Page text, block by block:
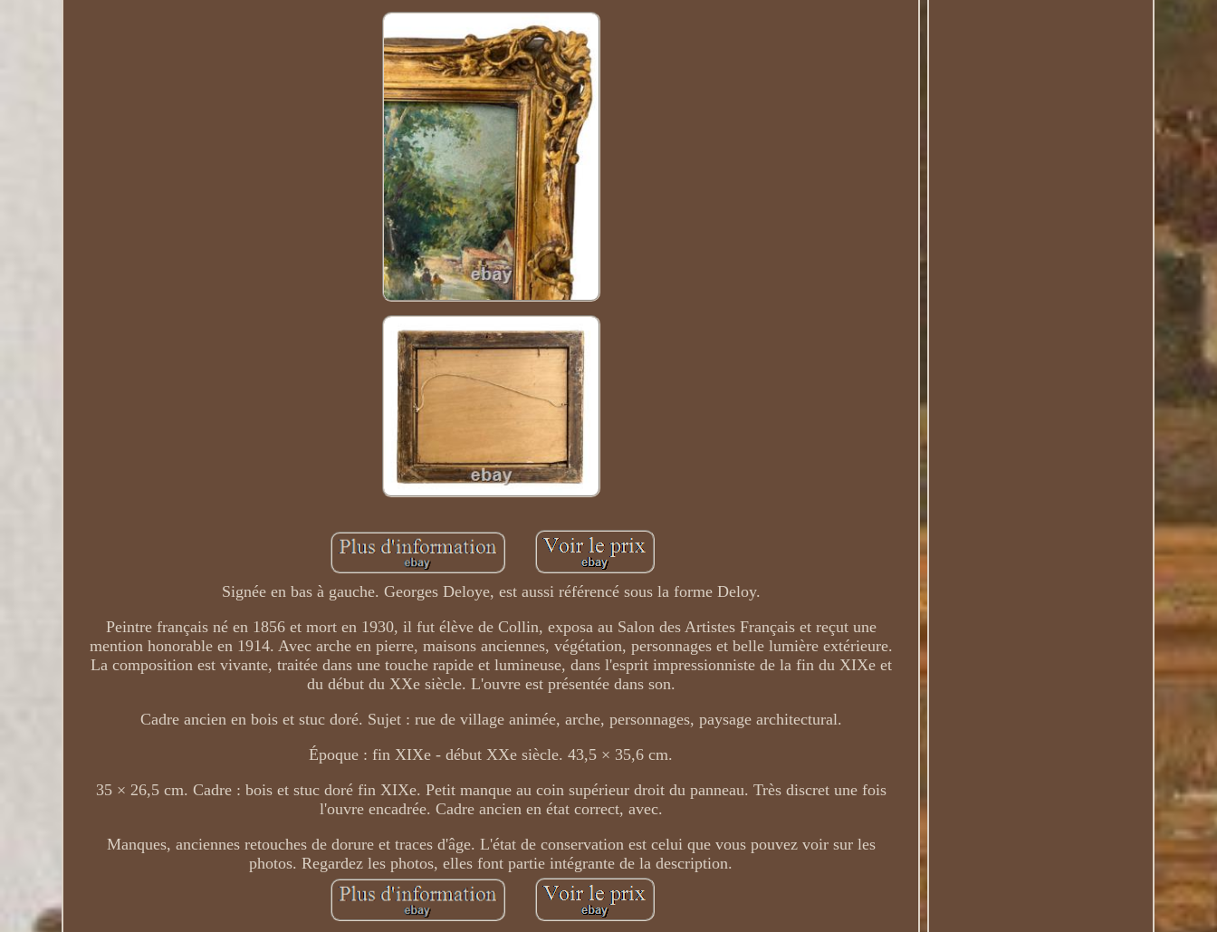
Signée en bas à gauche. Georges Deloye, est aussi référencé sous la forme Deloy.
Peintre français né en 1856 et mort en 1930, il fut élève de Collin, exposa au Salon des Artistes Français et reçut une
mention honorable en 1914. Avec arche en pierre, maisons anciennes, végétation, personnages et belle lumière extérieure.
La composition est vivante, traitée dans une touche rapide et lumineuse, dans l'esprit impressionniste de la fin du XIXe et
du début du XXe siècle. L'ouvre est présentée dans son.
Cadre ancien en bois et stuc doré. Sujet : rue de village animée, arche, personnages, paysage architectural.
Époque : fin XIXe - début XXe siècle. 43,5 × 35,6 cm.
35 × 26,5 cm. Cadre : bois et stuc doré fin XIXe. Petit manque au coin supérieur droit du panneau. Très discret une fois
l'ouvre encadrée. Cadre ancien en état correct, avec.
Manques, anciennes retouches de dorure et traces d'âge. L'état de conservation est celui que vous pouvez voir sur les
photos. Regardez les photos, elles font partie intégrante de la description.